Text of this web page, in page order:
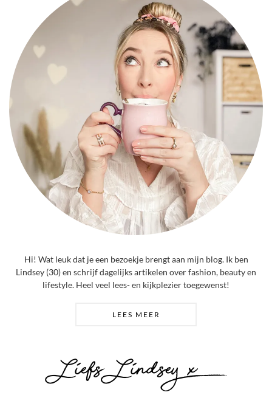
Hi! Wat leuk dat je een bezoekje brengt aan mijn blog. Ik ben
Lindsey (30) en schrijf dagelijks artikelen over fashion, beauty en
lifestyle. Heel veel lees- en kijkplezier toegewenst!
LEES MEER